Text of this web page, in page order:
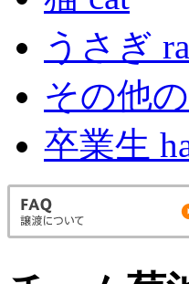
うさぎ
その他
卒業生